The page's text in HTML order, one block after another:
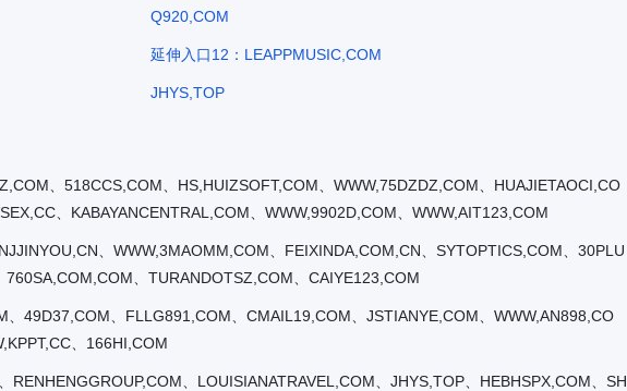
Q920,COM
延伸入口12：LEAPPMUSIC,COM
JHYS,TOP
、518CCS,COM、HS,HUIZSOFT,COM、WWW,75DZDZ,COM、HUAJIETAOCI,CO
、KABAYANCENTRAL,COM、WWW,9902D,COM、WWW,AIT123,COM
、WWW,3MAOMM,COM、FEIXINDA,COM,CN、SYTOPTICS,COM、30PLU
、TURANDOTSZ,COM、CAIYE123,COM
49D37,COM、FLLG891,COM、CMAIL19,COM、JSTIANYE,COM、WWW,AN898,CO
、166HI,COM
、LOUISIANATRAVEL,COM、JHYS,TOP、HEBHSPX,COM、SH